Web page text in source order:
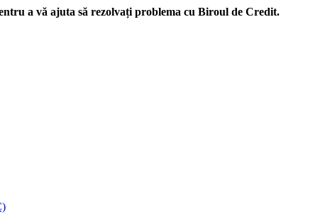
a vă ajuta să rezolvați problema cu Biroul de Credit.